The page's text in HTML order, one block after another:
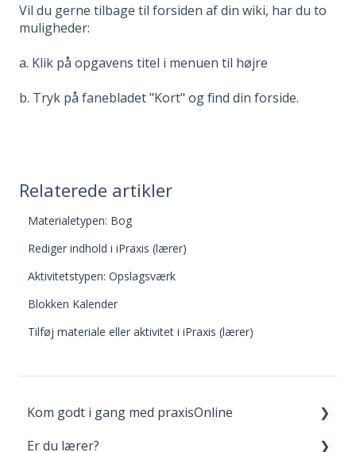
Vil du gerne tilbage til forsiden af din wiki, har du to
muligheder:
a. Klik på opgavens titel i menuen til højre
b. Tryk på fanebladet "Kort" og find din forside.
Kom godt i gang med praxisOnline
Opret bruger og login
Er du lærer?
Relaterede artikler
Materialetypen: Bog
Rediger indhold i iPraxis (lærer)
Aktivitetstypen: Opslagsværk
Blokken Kalender
Tilføj materiale eller aktivitet i iPraxis (lærer)